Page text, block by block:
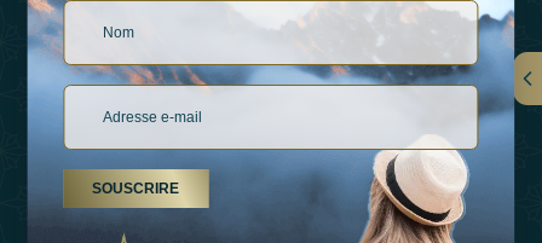
LIENS
À Propos De Nous
Types De Vacances
SOUSCRIRE